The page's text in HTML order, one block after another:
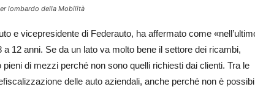
lombardo della Mobilità
e vicepresidente di Federauto, ha affermato come
12 anni. Se da un lato va molto bene il settore dei ricambi,
di mezzi perché non sono quelli richiesti dai clienti. Tra le
delle auto aziendali, anche perché non è